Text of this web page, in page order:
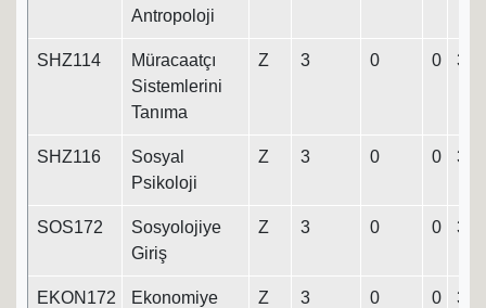
Antropoloji
SHZ114
Müracaatçı
Sistemlerini
Tanıma
Z 3 0 0 3
SHZ116
Sosyal
Psikoloji
Z 3 0 0 3
SOS172
Sosyolojiye
Giriş
Z 3 0 0 3
EKON172
Ekonomiye
Z 3 0 0 3